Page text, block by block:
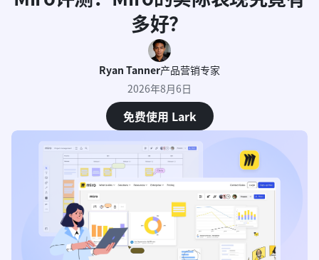
多好？
Ryan Tanner产品营销专家
2026年8月6日
免费使用 Lark